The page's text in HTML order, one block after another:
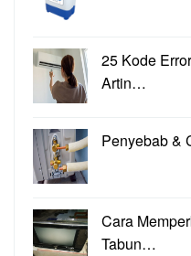
25 Kode
Artin…
Penyebab &
Cara
Tabun…